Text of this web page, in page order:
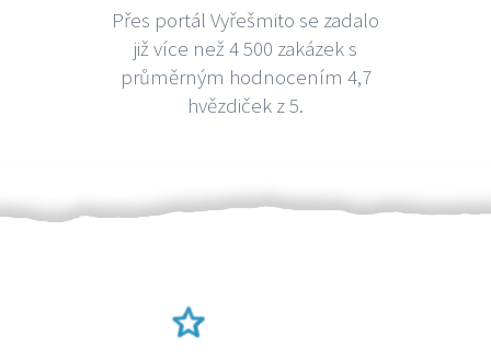
Přes portál Vyřešmito se zadalo
již více než 4 500 zakázek s
průměrným hodnocením 4,7
hvězdiček z 5.